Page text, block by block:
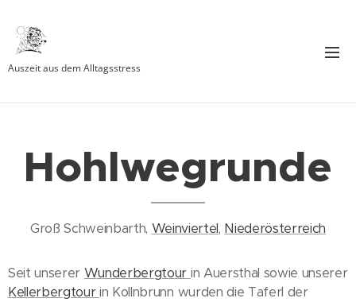
Auszeit aus dem Alltagsstress
Hohlwegrunde
Groß Schweinbarth, Weinviertel, Niederösterreich
Seit unserer Wunderbergtour in Auersthal sowie unserer
Kellerbergtourin Kollnbrunn wurden die Taferl der